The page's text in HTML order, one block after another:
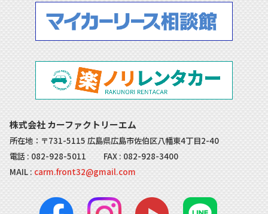
株式会社 カーファクトリーエム
所在地：〒731-5115 広島県広島市佐伯区八幡東4丁目2-40
電話 : 082-928-5011 FAX : 082-928-3400
MAIL : carm.front32@gmail.com